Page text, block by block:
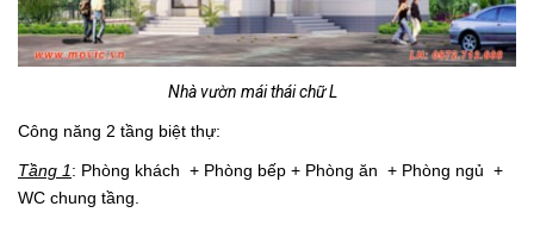
Nhà vườn mái thái chữ L
Công năng 2 tầng biệt thự:
Tầng 1: Phòng khách + Phòng bếp + Phòng ăn + Phòng ngủ +
WC chung tầng.